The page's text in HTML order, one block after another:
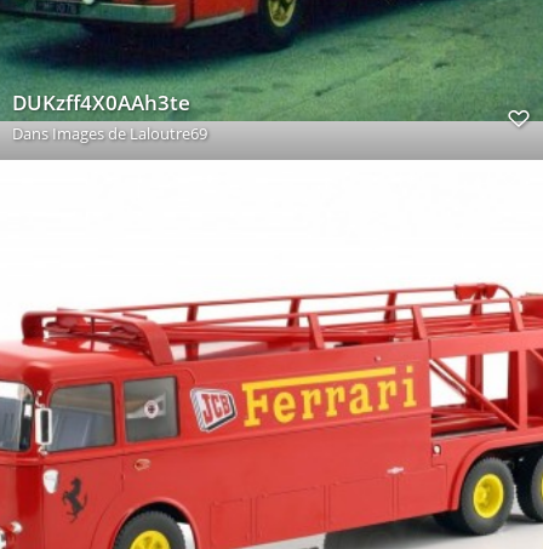
DUKzff4X0AAh3te
DansImages de Laloutre69